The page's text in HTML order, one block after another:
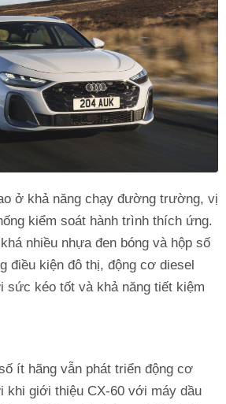
ở khả năng chạy đường trường, vị
kiểm soát hành trình thích ứng.
nhiều nhựa đen bóng và hộp số
điều kiện đô thị, động cơ diesel
sức kéo tốt và khả năng tiết kiệm
ít hãng vẫn phát triển động cơ
khi giới thiệu CX-60 với máy dầu